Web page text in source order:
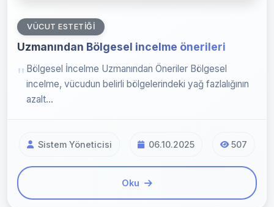
VÜCUT ESTETIĞI
Uzmanından Bölgesel incelme önerileri
Bölgesel İncelme Uzmanından Öneriler Bölgesel
incelme, vücudun belirli bölgelerindeki yağ fazlalığının
azalt...
Sistem Yöneticisi 06.10.2025 507
Oku